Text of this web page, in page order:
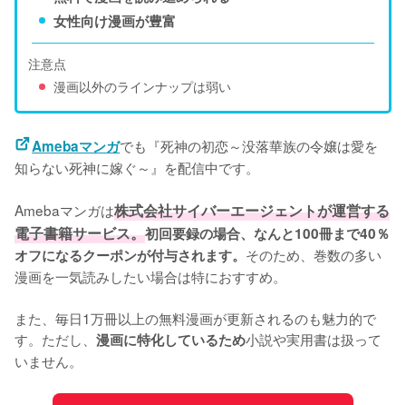
女性向け漫画が豊富
注意点
漫画以外のラインナップは弱い
Amebaマンガでも『死神の初恋～没落華族の令嬢は愛を
知らない死神に嫁ぐ～』を配信中です。
Amebaマンガは株式会社サイバーエージェントが運営する
電子書籍サービス。初回要録の場合、なんと100冊まで40％
オフになるクーポンが付与されます。 そのため、巻数の多い
漫画を一気読みしたい場合は特におすすめ。
また、毎日1万冊以上の無料漫画が更新されるのも魅力的で
す。ただし、 漫画に特化しているため小説や実用書は扱って
いません。